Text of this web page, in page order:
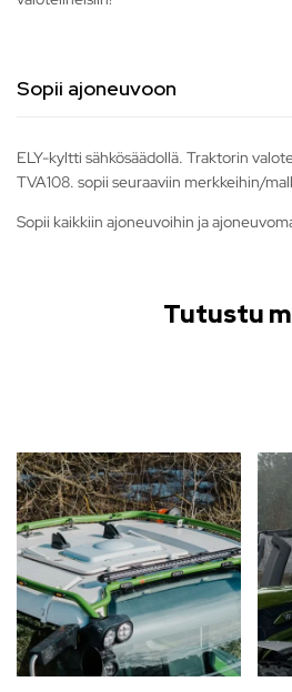
Sopii ajoneuvoon
ELY-kyltti sähkösäädollä. Traktorin
TVA108. sopii seuraaviin merkkeihin/
Sopii kaikkiin ajoneuvoihin ja
Tutustu